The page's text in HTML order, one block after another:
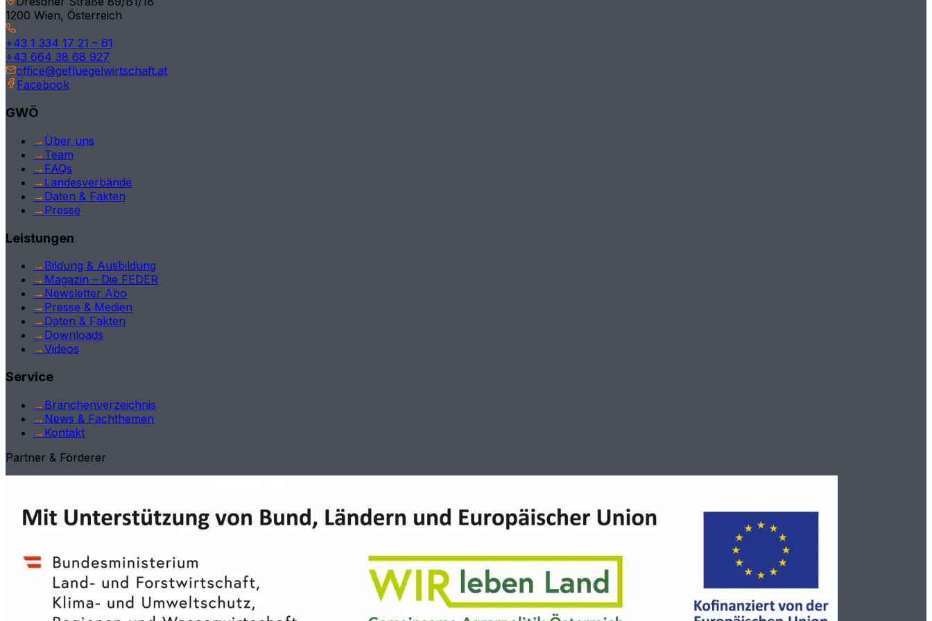
Tirol
Kärnten
Vorarlberg
Burgenland
International
1200 Wien, Österreich
+43 1 334 17 21 – 61
+43 664 38 68 927
office@gefluegelwirtschaft.at
Facebook
GWÖ
→ Über uns
→ Team
→ FAQs
→ Landesverbände
→ Daten & Fakten
→ Presse
Leistungen
→ Bildung & Ausbildung
→ Magazin – Die FEDER
→ Newsletter Abo
→ Presse & Medien
→ Daten & Fakten
→ Downloads
→Videos
Service
→ Branchenverzeichnis
→ News & Fachthemen
→ Kontakt
Partner & Förderer